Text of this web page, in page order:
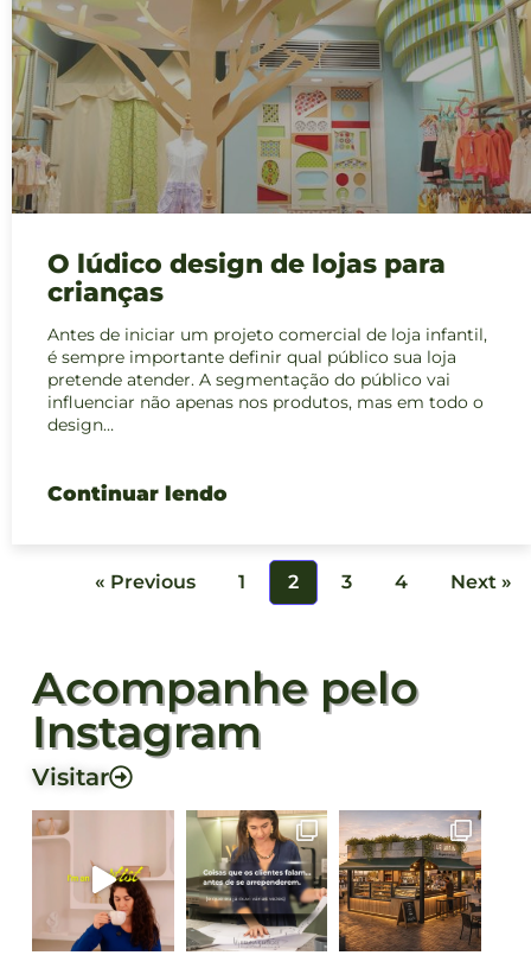
O lúdico design de lojas para
crianças
Antes de iniciar um projeto comercial de loja infantil,
é sempre importante definir qual público sua loja
pretende atender. A segmentação do público vai
influenciar não apenas nos produtos, mas em todo o
design…
Continuar lendo
« Previous 1 2 3 4 Next »
Acompanhe pelo
Instagram
Visitar